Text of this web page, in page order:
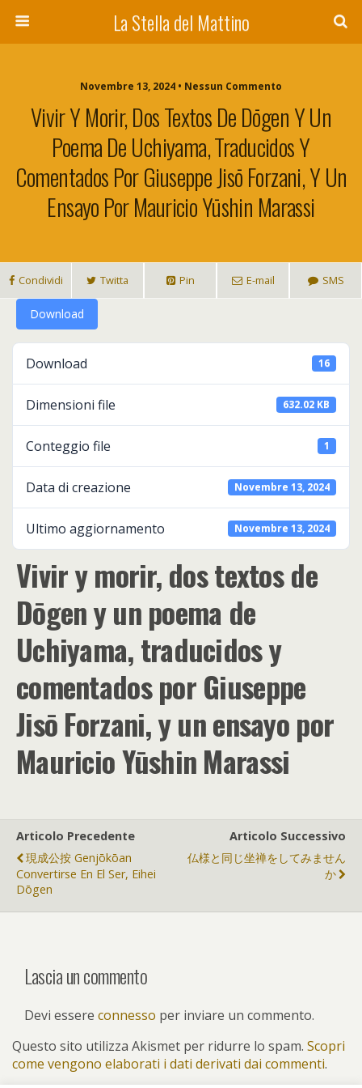
La Stella del Mattino
Novembre 13, 2024 • Nessun Commento
Vivir Y Morir, Dos Textos De Dōgen Y Un
Poema De Uchiyama, Traducidos Y
Comentados Por Giuseppe Jisō Forzani, Y Un
Ensayo Por Mauricio Yūshin Marassi
Condividi Twitta Pin E-mail SMS
Download
Download 16
Dimensioni file 632.02 KB
Conteggio file 1
Data di creazione Novembre 13, 2024
Ultimo aggiornamento Novembre 13, 2024
Vivir y morir, dos textos de
Dōgen y un poema de
Uchiyama, traducidos y
comentados por Giuseppe
Jisō Forzani, y un ensayo por
Mauricio Yūshin Marassi
Articolo Precedente
現成公按 Genjōkōan
Convertirse En El Ser, Eihei
Dōgen
Articolo Successivo
仏様と同じ坐禅をしてみません
か
Lascia un commento
Devi essere connesso per inviare un commento.
Questo sito utilizza Akismet per ridurre lo spam. Scopri
come vengono elaborati i dati derivati dai commenti.